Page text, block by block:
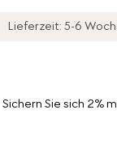
Lieferzeit: 5-6
Sichern Sie sich 2%